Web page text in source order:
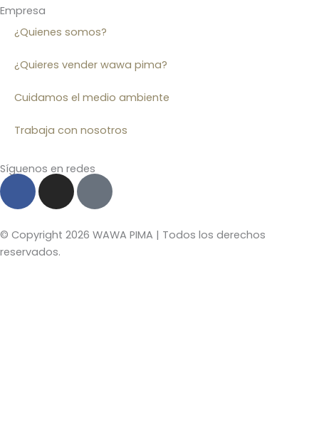
Empresa
¿Quienes somos?
¿Quieres vender wawa pima?
Cuidamos el medio ambiente
Trabaja con nosotros
Síguenos en redes
F
a
c
e
b
I
n
s
t
a
T
k
t
© Copyright 2026 WAWA PIMA | Todos los derechos
reservados.